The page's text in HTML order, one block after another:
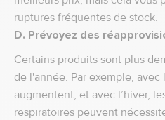
ruptures fréquentes de stock.
D. Prévoyez des
Certains produits sont plus
de l'année. Par exemple,
augmentent, et avec l’hiver,
respiratoires peuvent